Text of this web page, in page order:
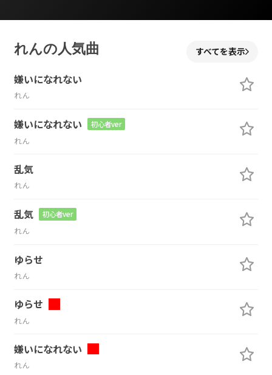
れんの人気曲 すべてを表示
嫌いになれない
れん
嫌いになれない 初心者ver
れん
乱気
れん
乱気 初心者ver
れん
ゆらせ
れん
ゆらせ
れん
嫌いになれない
れん